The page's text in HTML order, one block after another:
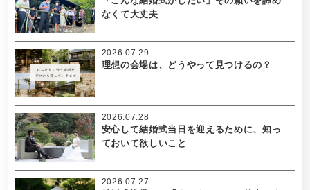
なくて大丈夫
理想の会場は、どうやって見つけるの？
2026.07.29
安心して結婚式当日を迎えるために、知っ
ておいて欲しいこと
2026.07.28
2026.07.27